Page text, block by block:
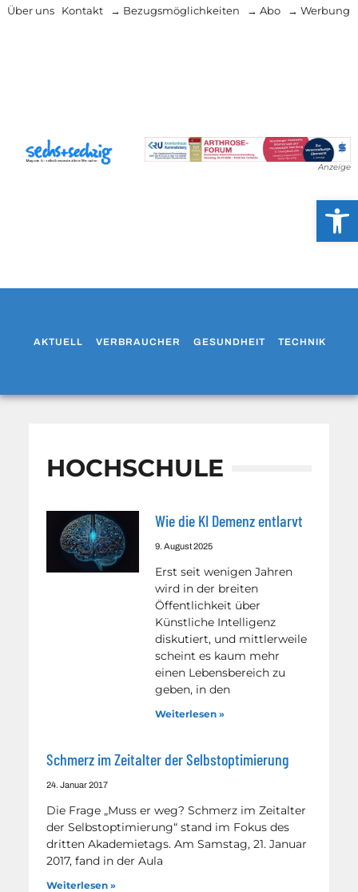
Über uns Kontakt → Bezugsmöglichkeiten → Abo → Werbung
Anzeige
AKTUELL VERBRAUCHER GESUNDHEIT TECHNIK
HOCHSCHULE
Wie die KI Demenz entlarvt
9. August 2025
Erst seit wenigen Jahren
wird in der breiten
Öffentlichkeit über
Künstliche Intelligenz
diskutiert, und mittlerweile
scheint es kaum mehr
einen Lebensbereich zu
geben, in den
Weiterlesen »
Schmerz im Zeitalter der Selbstoptimierung
24. Januar 2017
Die Frage „Muss er weg? Schmerz im Zeitalter
der Selbstoptimierung“ stand im Fokus des
dritten Akademietags. Am Samstag, 21. Januar
2017, fand in der Aula
Weiterlesen »